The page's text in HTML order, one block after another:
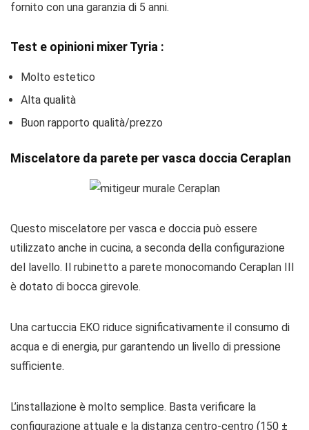
fornito con una garanzia di 5 anni.
Test e opinioni mixer Tyria :
Molto estetico
Alta qualità
Buon rapporto qualità/prezzo
Miscelatore da parete per vasca doccia Ceraplan
Questo miscelatore per vasca e doccia può essere
utilizzato anche in cucina, a seconda della configurazione
del lavello. Il rubinetto a parete monocomando Ceraplan III
è dotato di bocca girevole.
Una cartuccia EKO riduce significativamente il consumo di
acqua e di energia, pur garantendo un livello di pressione
sufficiente.
L’installazione è molto semplice. Basta verificare la
configurazione attuale e la distanza centro-centro (150 ±